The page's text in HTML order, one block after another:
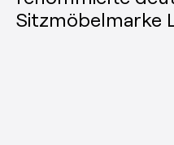
Sitzmöbelmarke